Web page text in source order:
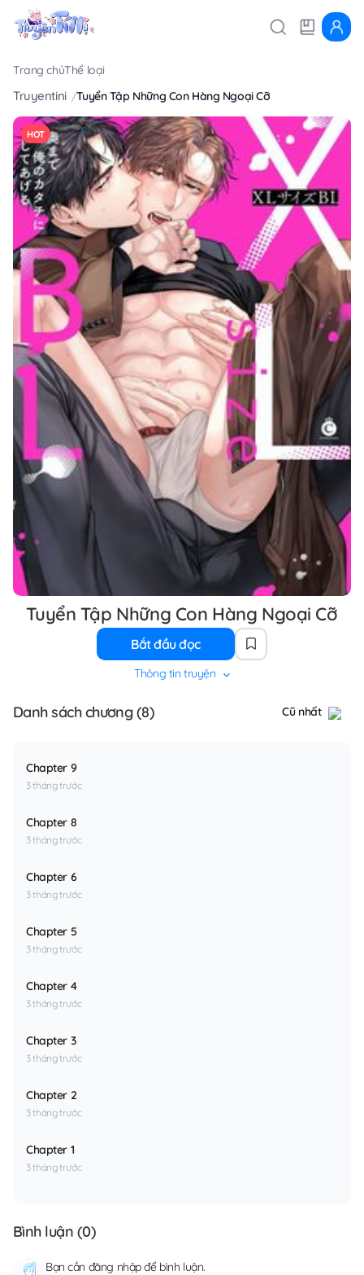
Trang chủThể loại
Truyentini Tuyển Tập Những Con Hàng Ngoại Cỡ
HOT
Tuyển Tập Những Con Hàng Ngoại Cỡ
Bắt đầu đọc
Thông tin truyện
Danh sách chương (8) Cũ nhất
Chapter 9
3 tháng trước
Chapter 8
3 tháng trước
Chapter 6
3 tháng trước
Chapter 5
3 tháng trước
Chapter 4
3 tháng trước
Chapter 3
3 tháng trước
Chapter 2
3 tháng trước
Chapter 1
3 tháng trước
Bình luận (0)
Bạn cần đăng nhậpđể bình luận.